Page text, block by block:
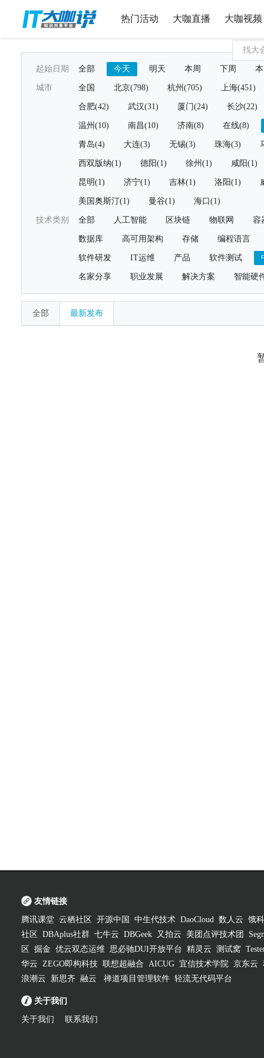
热门活动 大咖直播 大咖视频
起始日期 全部 今天 明天 本周 下周
城市 全国 北京(798) 杭州(705) 上海(451)
合肥(42) 武汉(31) 厦门(24) 长沙(22)
温州(10) 南昌(10) 济南(8) 在线(8)
青岛(4) 大连(3) 无锡(3) 珠海(3)
西双版纳(1) 德阳(1) 徐州(1) 咸阳(1)
昆明(1) 济宁(1) 吉林(1) 洛阳(1)
美国奥斯汀(1) 曼谷(1) 海口(1)
技术类别 全部 人工智能 区块链 物联网 容
数据库 高可用架构 存储 编程语言
软件研发 IT运维 产品 软件测试
名家分享 职业发展 解决方案 智能硬
全部 最新发布
友情链接
腾讯课堂 云栖社区 开源中国 中生代技术 DaoCloud 数人云 饿
社区
DBAplus社群 七牛云 DBGeek 又拍云 美团点评技术团
区
掘金 优云双态运维 思必驰DUI开放平台 精灵云 测试窝
华云 ZEGO即构科技 联想超融合 AICUG 宜信技术学院 京东云
浪潮云
新思齐 融云 禅道项目管理软件 轻流无代码平台
关于我们
关于我们 联系我们